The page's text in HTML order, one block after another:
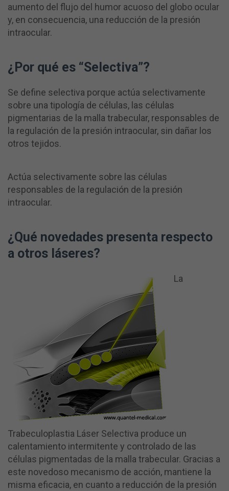
aumento del flujo del humor acuoso del globo ocular
y, en consecuencia, una reducción de la presión
intraocular.
¿Por qué es “Selectiva”?
Se define selectiva porque actúa selectivamente
sobre una tipología de células, las células
pigmentarias de la malla trabecular, responsables de
la regulación de la presión intraocular, sin dañar los
otros tejidos.
Actúa selectivamente sobre las células
responsables de la regulación de la presión
intraocular.
¿Qué novedades presenta respecto
a otros láseres?
La
Trabeculoplastia Láser Selectiva produce un
calentamiento intermitente y controlado de las
células pigmentadas de la malla trabecular. Gracias a
este novedoso mecanismo de acción, mantiene la
misma eficacia, en cuanto a reducción de la presión